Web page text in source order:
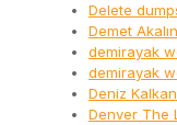
Delete
Demet Akalın
demirayak
demirayak
Deniz Kalkan
Denver The